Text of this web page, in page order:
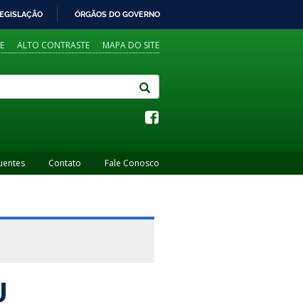
ÓRGÃOS DO GOVERNO
ALTO CONTRASTE MAPA DO SITE
Contato Fale Conosco